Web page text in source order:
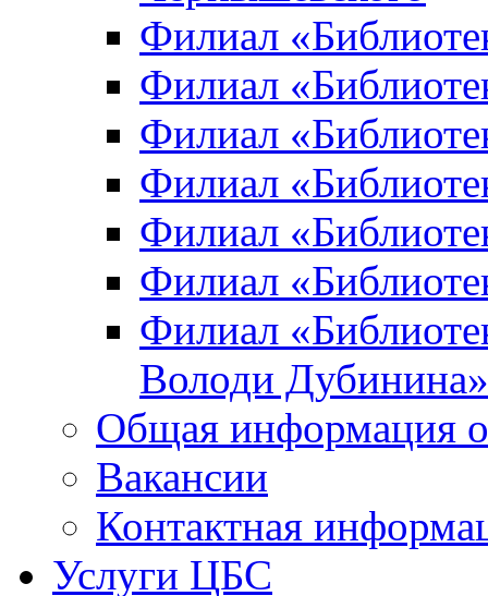
Филиал
Филиал
Филиал
Филиал
Филиал
Филиал
Филиал
Володи Дубинина»
Общая информация
Вакансии
Контактная
Услуги ЦБС